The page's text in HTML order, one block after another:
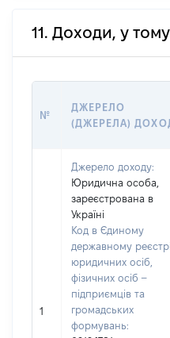
11. Доходи, у
№
ДЖЕРЕЛО
(ДЖЕРЕЛА)
1
Джерело доходу:
Юридична особа,
зареєстрована в
Україні
Код в Єдиному
державному реєстрі
юридичних осіб,
фізичних осіб –
підприємців та
громадських
формувань: